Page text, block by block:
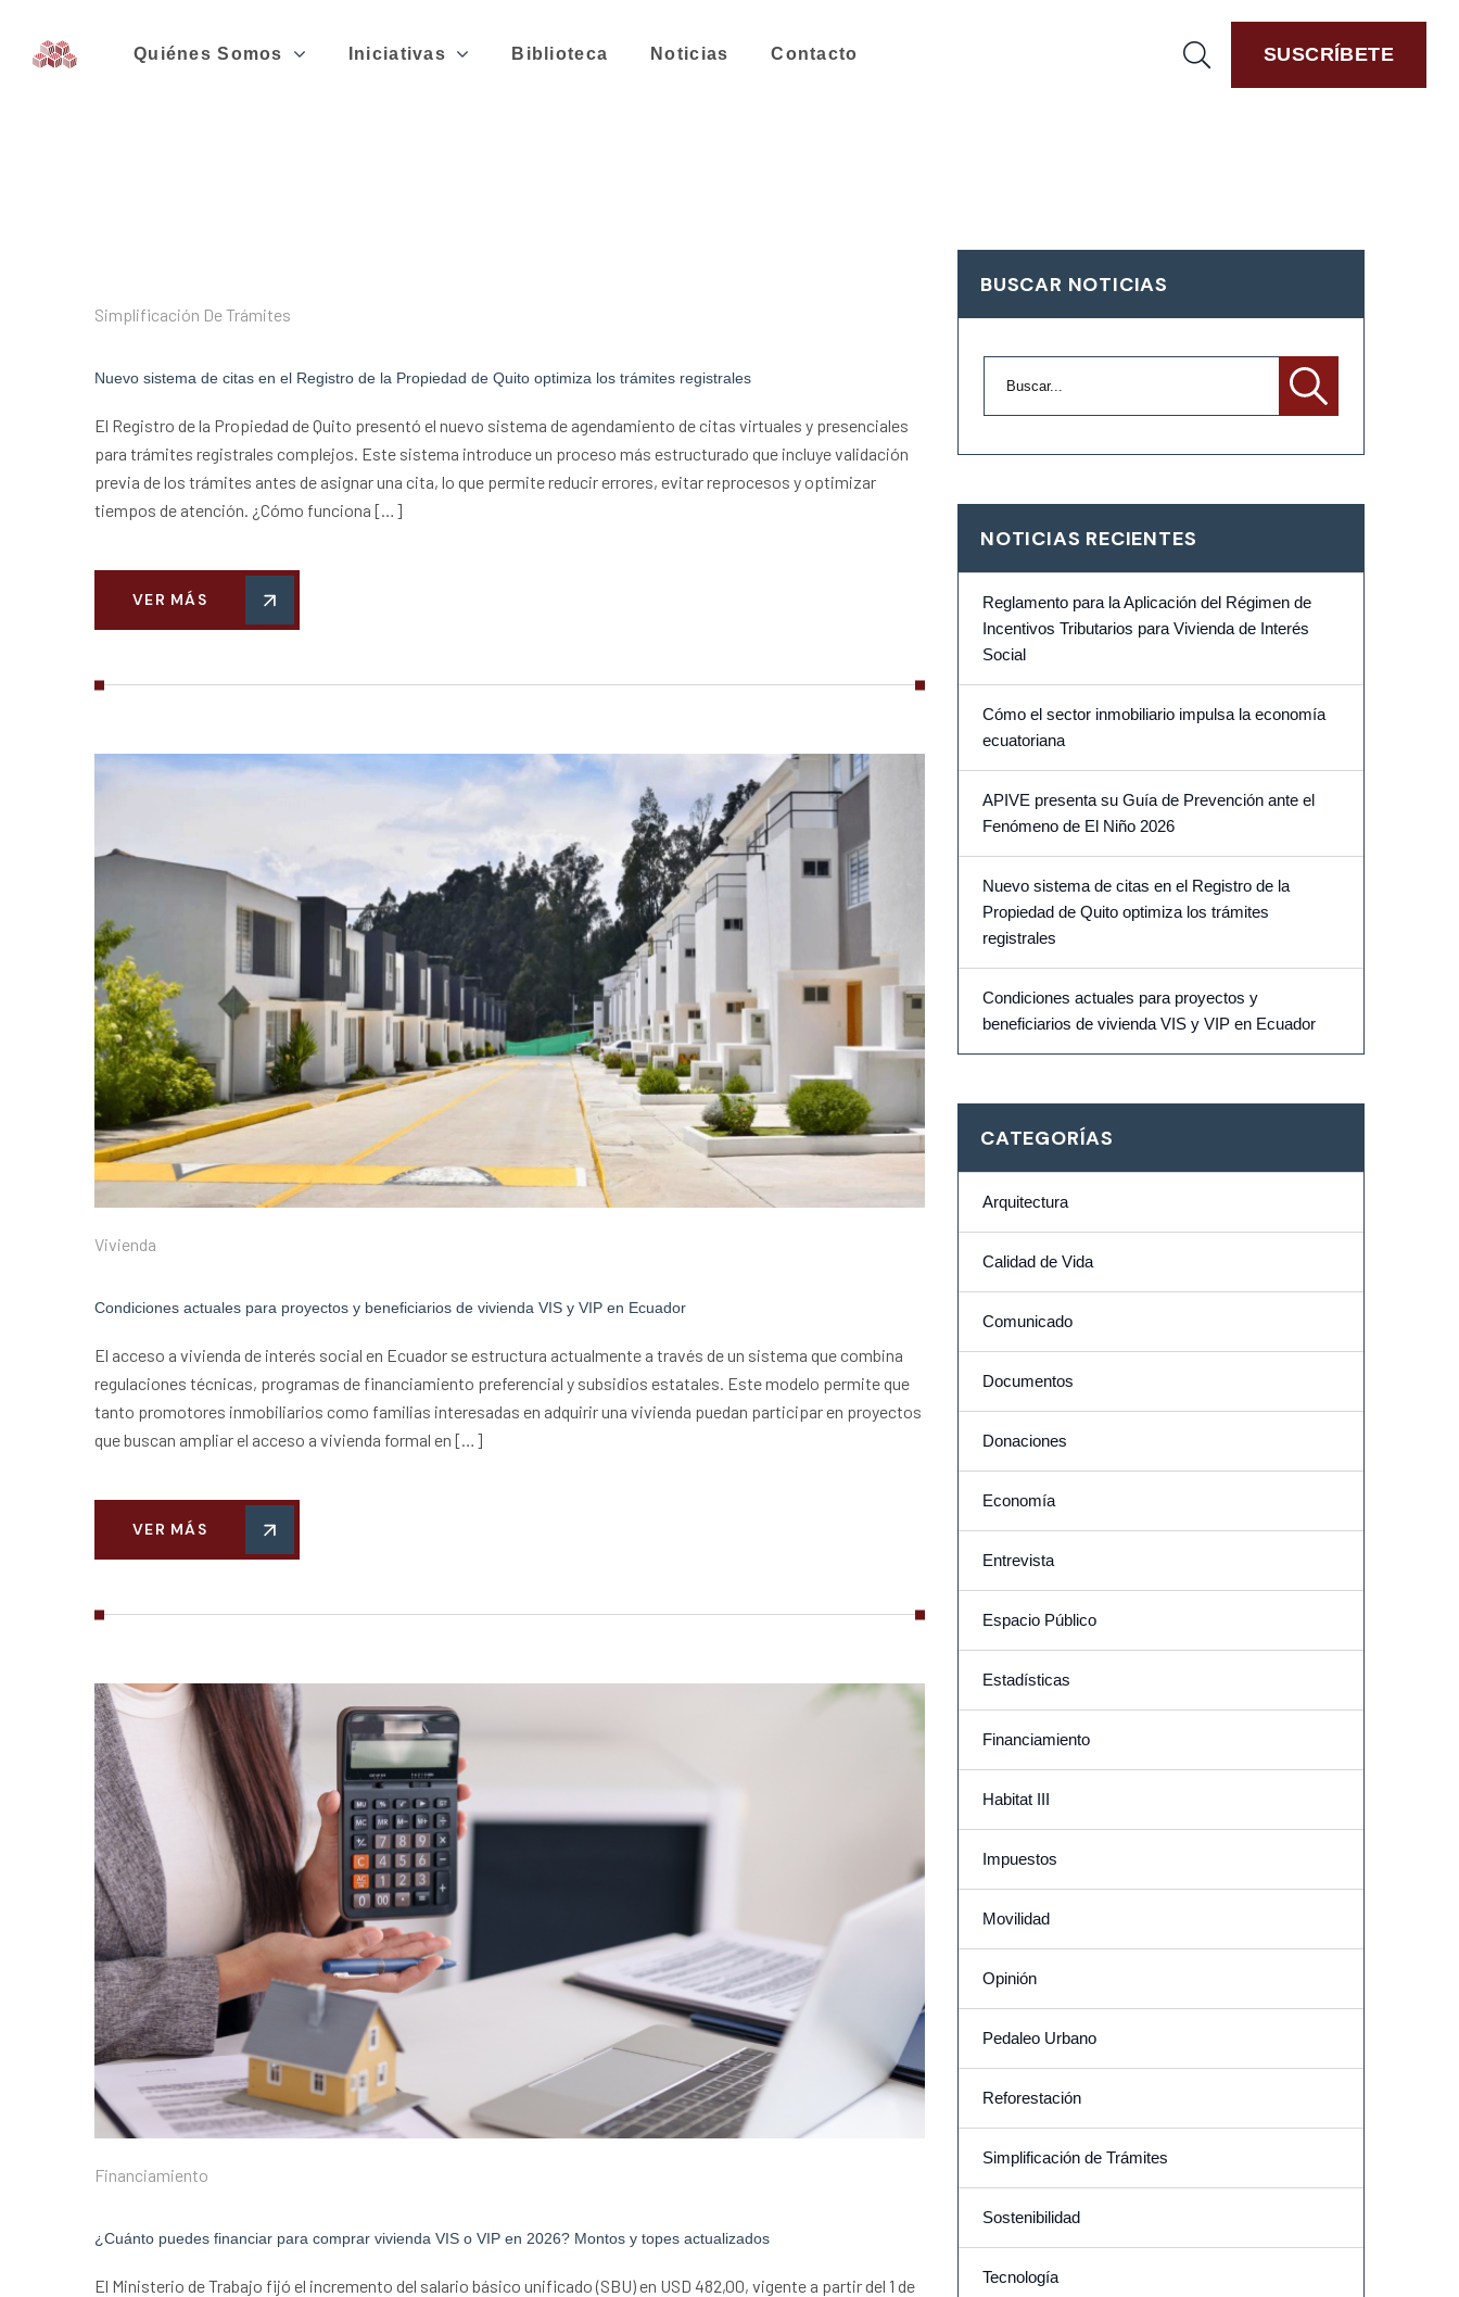
Quiénes Somos Iniciativas Biblioteca Noticias Contacto SUSCRÍBETE
Simplificación De Trámites
Nuevo sistema de citas en el Registro de la Propiedad de Quito optimiza los trámites registrales
El Registro de la Propiedad de Quito presentó el nuevo sistema de agendamiento de citas virtuales y presenciales
para trámites registrales complejos. Este sistema introduce un proceso más estructurado que incluye validación
previa de los trámites antes de asignar una cita, lo que permite reducir errores, evitar reprocesos y optimizar
tiempos de atención. ¿Cómo funciona […]
VER MÁS
Vivienda
Condiciones actuales para proyectos y beneficiarios de vivienda VIS y VIP en Ecuador
El acceso a vivienda de interés social en Ecuador se estructura actualmente a través de un sistema que combina
regulaciones técnicas, programas de financiamiento preferencial y subsidios estatales. Este modelo permite que
tanto promotores inmobiliarios como familias interesadas en adquirir una vivienda puedan participar en proyectos
que buscan ampliar el acceso a vivienda formal en […]
VER MÁS
Financiamiento
¿Cuánto puedes financiar para comprar vivienda VIS o VIP en 2026? Montos y topes actualizados
El Ministerio de Trabajo fijó el incremento del salario básico unificado (SBU) en USD 482,00, vigente a partir del 1 de
BUSCAR NOTICIAS
NOTICIAS RECIENTES
Reglamento para la Aplicación del Régimen de
Incentivos Tributarios para Vivienda de Interés
Social
Cómo el sector inmobiliario impulsa la economía
ecuatoriana
APIVE presenta su Guía de Prevención ante el
Fenómeno de El Niño 2026
Nuevo sistema de citas en el Registro de la
Propiedad de Quito optimiza los trámites
registrales
Condiciones actuales para proyectos y
beneficiarios de vivienda VIS y VIP en Ecuador
CATEGORÍAS
Arquitectura
Calidad de Vida
Comunicado
Documentos
Donaciones
Economía
Entrevista
Espacio Público
Estadísticas
Financiamiento
Habitat III
Impuestos
Movilidad
Opinión
Pedaleo Urbano
Reforestación
Simplificación de Trámites
Sostenibilidad
Tecnología